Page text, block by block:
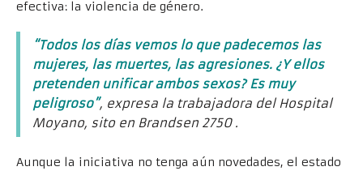
efectiva: la violencia de género.
“Todos los días vemos lo que padecemos las
mujeres, las muertes, las agresiones. ¿Y ellos
pretenden unificar ambos sexos? Es muy
peligroso”, expresa la trabajadora del Hospital
Moyano, sito en Brandsen 2750 .
Aunque la iniciativa no tenga aún novedades, el estado